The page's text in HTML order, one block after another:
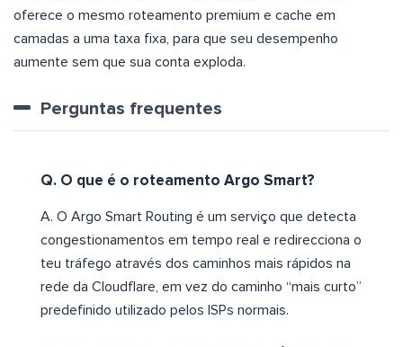
oferece o mesmo roteamento premium e cache em
camadas a uma taxa fixa, para que seu desempenho
aumente sem que sua conta exploda.
Perguntas frequentes
Q. O que é o roteamento Argo Smart?
A. O Argo Smart Routing é um serviço que detecta
congestionamentos em tempo real e redirecciona o
teu tráfego através dos caminhos mais rápidos na
rede da Cloudflare, em vez do caminho “mais curto”
predefinido utilizado pelos ISPs normais.